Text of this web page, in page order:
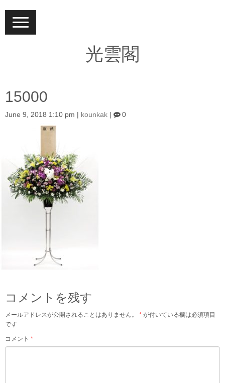
N
a
v
n
光雲閣
15000
June 9, 2018 1:10 pm kounkak 0
コメントを残す
メールアドレスが公開されることはありません。 * が付いている欄は必須項目
です
コメント *